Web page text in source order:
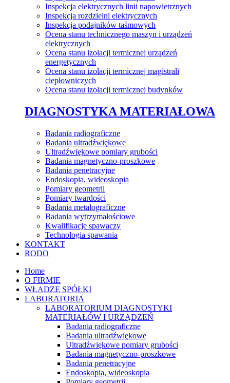
Inspekcja elektrycznych linii napowietrznych
Inspekcja rozdzielni elektrycznych
Inspekcja podajników taśmowych
Ocena stanu technicznego maszyn i urządzeń
elektrycznych
Ocena stanu izolacji termicznej urządzeń
energetycznych
Ocena stanu izolacji termicznej magistrali
ciepłowniczych
Ocena stanu izolacji termicznej budynków
DIAGNOSTYKA MATERIAŁOWA
Badania radiograficzne
Badania ultradźwiękowe
Ultradźwiękowe pomiary grubości
Badania magnetyczno-proszkowe
Badania penetracyjne
Endoskopia, wideoskopia
Pomiary geometrii
Pomiary twardości
Badania metalograficzne
Badania wytrzymałościowe
Kwalifikacje spawaczy
Technologia spawania
KONTAKT
RODO
Home
O FIRMIE
WŁADZE SPÓŁKI
LABORATORIA
LABORATORIUM DIAGNOSTYKI
MATERIAŁÓW I URZĄDZEŃ
Badania radiograficzne
Badania ultradźwiękowe
Ultradźwiękowe pomiary grubości
Badania magnetyczno-proszkowe
Badania penetracyjne
Endoskopia, wideoskopia